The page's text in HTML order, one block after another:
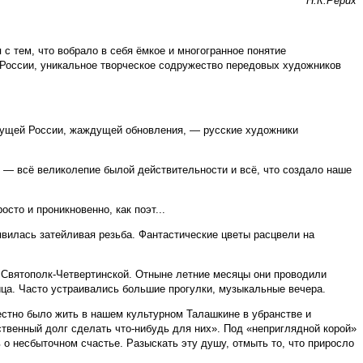
что вобрало в себя ёмкое и многогранное понятие
уникальное творческое содружество передовых художников
России, жаждущей обновления, — русские художники
всё великолепие былой действительности и всё, что создало наше
и проникновенно, как поэт...
затейливая резьба. Фантастические цветы расцвели на
Четвертинской. Отныне летние месяцы они проводили
Часто устраивались большие прогулки, музыкальные вечера.
было жить в нашем культурном Талашкине в убранстве и
долг сделать что-нибудь для них». Под «неприглядной корой»
несбыточном счастье. Разыскать эту душу, отмыть то, что приросло